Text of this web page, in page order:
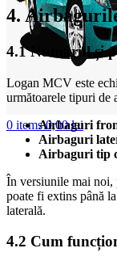
0 items 0,00lei
4.
4.1 Numărul și
Logan MCV este
următoarele tipuri de
Airbaguri
Airbaguri
Airbaguri tip
În versiunile mai noi,
poate fi extins până la
laterală.
4.2 Cum